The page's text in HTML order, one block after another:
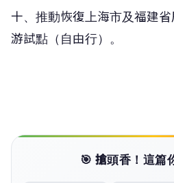
十、推動恢復上海市及福建
游試點（自由行）。
🎯 搶頭香！這篇